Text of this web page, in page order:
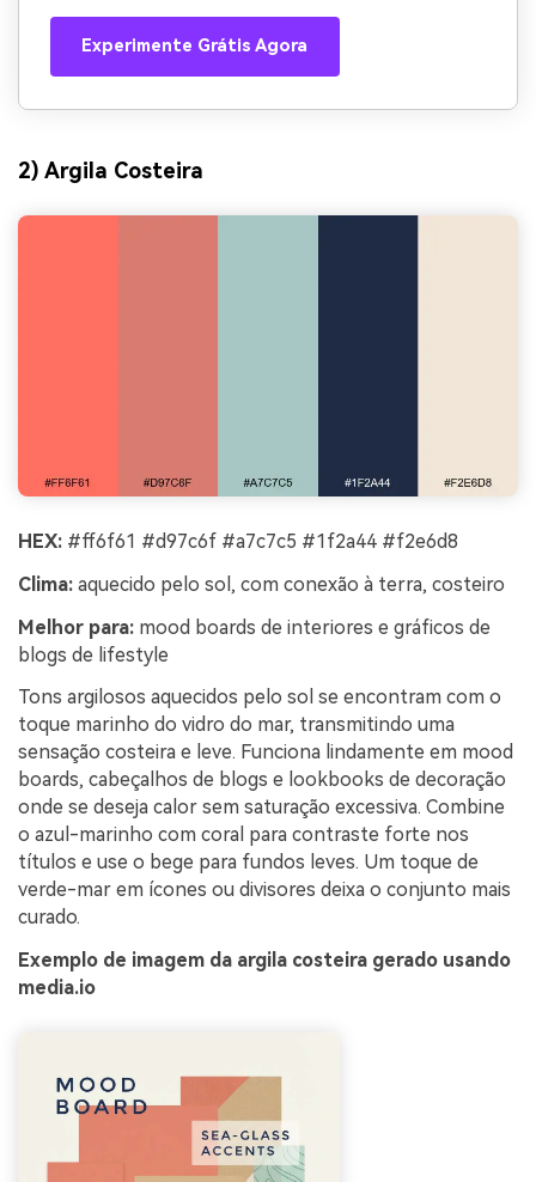
Experimente Grátis Agora
2) Argila Costeira
HEX: #ff6f61 #d97c6f #a7c7c5 #1f2a44 #f2e6d8
Clima: aquecido pelo sol, com conexão à terra, costeiro
Melhor para: mood boards de interiores e gráficos de
blogs de lifestyle
Tons argilosos aquecidos pelo sol se encontram com o
toque marinho do vidro do mar, transmitindo uma
sensação costeira e leve. Funciona lindamente em mood
boards, cabeçalhos de blogs e lookbooks de decoração
onde se deseja calor sem saturação excessiva. Combine
o azul-marinho com coral para contraste forte nos
títulos e use o bege para fundos leves. Um toque de
verde-mar em ícones ou divisores deixa o conjunto mais
curado.
Exemplo de imagem da argila costeira gerado usando
media.io